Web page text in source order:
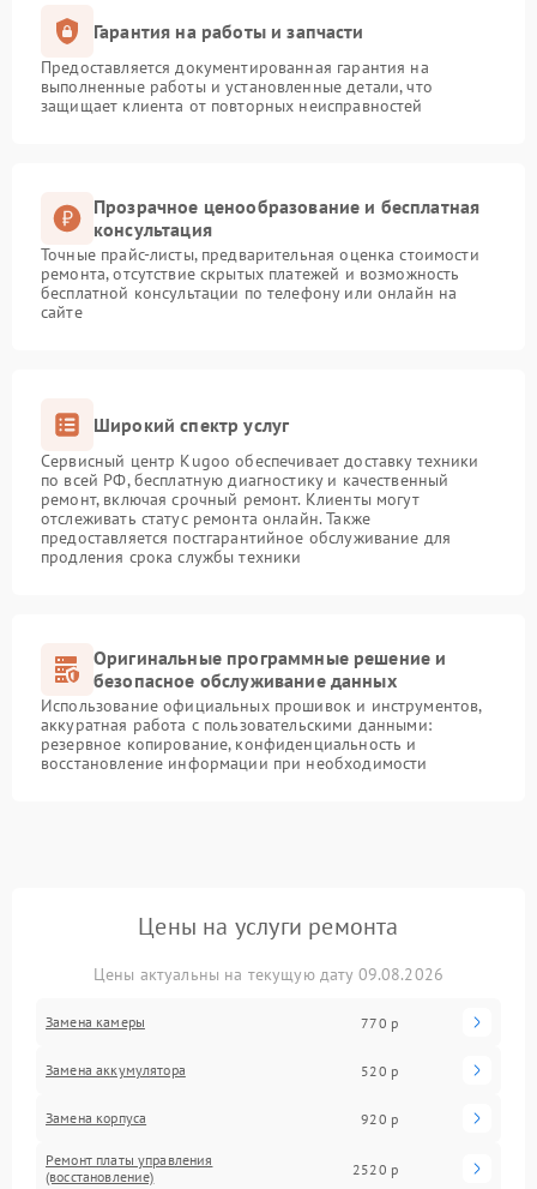
Гарантия на работы и запчасти
Предоставляется документированная гарантия на
выполненные работы и установленные детали, что
защищает клиента от повторных неисправностей
Прозрачное ценообразование и бесплатная
консультация
Точные прайс-листы, предварительная оценка стоимости
ремонта, отсутствие скрытых платежей и возможность
бесплатной консультации по телефону или онлайн на
сайте
Широкий спектр услуг
Сервисный центр Kugoo обеспечивает доставку техники
по всей РФ, бесплатную диагностику и качественный
ремонт, включая срочный ремонт. Клиенты могут
отслеживать статус ремонта онлайн. Также
предоставляется постгарантийное обслуживание для
продления срока службы техники
Оригинальные программные решение и
безопасное обслуживание данных
Использование официальных прошивок и инструментов,
аккуратная работа с пользовательскими данными:
резервное копирование, конфиденциальность и
восстановление информации при необходимости
Цены на услуги ремонта
Цены актуальны на текущую дату 09.08.2026
Замена камеры 770 р
Замена аккумулятора 520 р
Замена корпуса 920 р
Ремонт платы управления
(восстановление)
2520 р